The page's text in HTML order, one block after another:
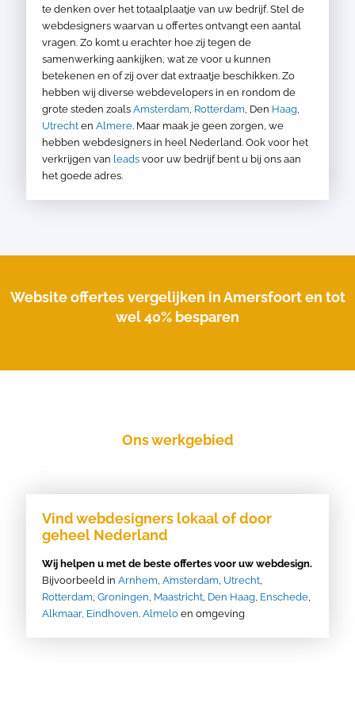
te denken over het totaalplaatje van uw bedrijf. Stel de
webdesigners waarvan u offertes ontvangt een aantal
vragen. Zo komt u erachter hoe zij tegen de
samenwerking aankijken, wat ze voor u kunnen
betekenen en of zij over dat extraatje beschikken. Zo
hebben wij diverse webdevelopers in en rondom de
grote steden zoals Amsterdam, Rotterdam, Den Haag,
Utrecht en Almere. Maar maak je geen zorgen, we
hebben webdesigners in heel Nederland. Ook voor het
verkrijgen van leads voor uw bedrijf bent u bij ons aan
het goede adres.
Website offertes vergelijken in Amersfoort en tot
wel 40% besparen
Ons werkgebied
Vind webdesigners lokaal of door
geheel Nederland
Wij helpen u met de beste offertes voor uw webdesign.
Bijvoorbeeld in Arnhem, Amsterdam, Utrecht,
Rotterdam, Groningen, Maastricht, Den Haag, Enschede,
Alkmaar, Eindhoven. Almelo en omgeving